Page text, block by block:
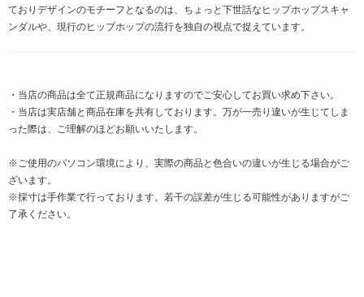
ておりデザインのモチーフとなるのは、ちょっと下世話なヒップホップスキャ
ンダルや、現行のヒップホップの流行を独自の視点で捉えています。
・当店の商品は全て正規商品になりますのでご安心してお買い求め下さい。
・当店は実店舗と商品在庫を共有しております。万が一売り違いが生じてしま
った際は、ご理解のほどお願いいたします。
※ご使用のパソコン環境により、実際の商品と色合いの違いが生じる場合がご
ざいます。
※採寸は手作業で行っております。若干の誤差が生じる可能性がありますがご
了承ください。